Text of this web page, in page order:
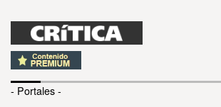
- Portales -